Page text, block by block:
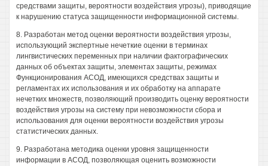
средствами защиты, вероятности воздействия угрозы), приводящие
к нарушению статуса защищенности информационной системы.
8. Разработан метод оценки вероятности воздействия угрозы,
использующий экспертные нечеткие оценки в терминах
лингвистических переменных при наличии фактографических
данных об объектах защиты, элементах защиты, режимах
Функционирования АСОД, имеющихся средствах защиты и
регламентах их использования и их обработку на аппарате
нечетких множеств, позволяющий производить оценку вероятности
воздействия угрозы на систему при невозможности сбора и
использования для оценки вероятности воздействия угрозы
статистических данных.
9. Разработана методика оценки уровня защищенности
информации в АСОД, позволяющая оценить возможности